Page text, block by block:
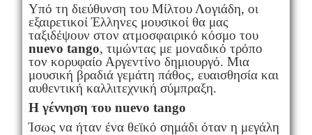
Υπό τη διεύθυνση του Μίλτου Λογιάδη, οι
εξαιρετικοί Έλληνες μουσικοί θα μας
ταξιδέψουν στον ατμοσφαιρικό κόσμο του
nuevo tango, τιμώντας με μοναδικό τρόπο
τον κορυφαίο Αργεντίνο δημιουργό. Μια
μουσική βραδιά γεμάτη πάθος, ευαισθησία και
αυθεντική καλλιτεχνική σύμπραξη.
H γέννηση του nuevo tango
Ίσως να ήταν ένα θεϊκό σημάδι όταν η μεγάλη